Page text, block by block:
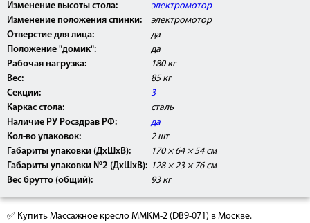
Изменение высоты стола:
электромотор
Изменение положения спинки:
электромотор
Отверстие для лица:
да
Положение "домик":
да
Рабочая нагрузка:
180 кг
Вес:
85 кг
Секции:
3
Каркас стола:
сталь
Наличие РУ Росздрав РФ:
да
Кол-во упаковок:
2 шт
Габариты упаковки (ДхШхВ):
170 × 64 × 54 см
Габариты упаковки №2 (ДхШхВ): 128 × 23 × 76 см
Вес брутто (общий):
93 кг
✅ Купить Массажное кресло ММКМ-2 (DB9-071) в Москве.